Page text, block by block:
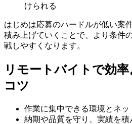
けられる
はじめは応募のハードルが低い案
積み上げていくことで、より条件
戦しやすくなります。
リモートバイトで効
コツ
作業に集中できる環境とネッ
納期や品質を守り、実績を